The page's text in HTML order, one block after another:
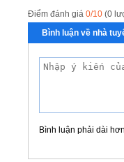
Điểm đánh giá 0/10 (0
Bình luận về nhà
Bình luận phải dài